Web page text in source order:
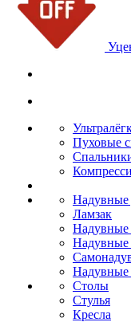
Пуховые
Ламзак
Надувные
Надувные
Столы
Стулья
Кресла